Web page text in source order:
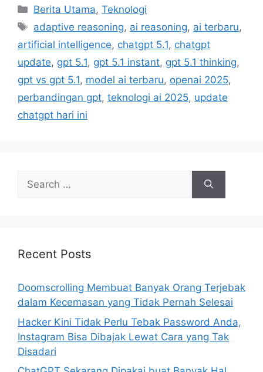
C
a
e
g
o
r
i
Berita Utama,Teknologi
T
a
s
adaptive reasoning, ai reasoning, ai terbaru,
artificial intelligence, chatgpt 5.1, chatgpt
update, gpt 5.1, gpt 5.1 instant, gpt 5.1 thinking,
gpt vs gpt 5.1, model ai terbaru, openai 2025,
perbandingan gpt, teknologi ai 2025, update
chatgpt hari ini
h
r
:
Recent Posts
Doomscrolling Membuat Banyak Orang Terjebak
dalam Kecemasan yang Tidak Pernah Selesai
Hacker Kini Tidak Perlu Tebak Password Anda,
Instagram Bisa Dibajak Lewat Cara yang Tak
Disadari